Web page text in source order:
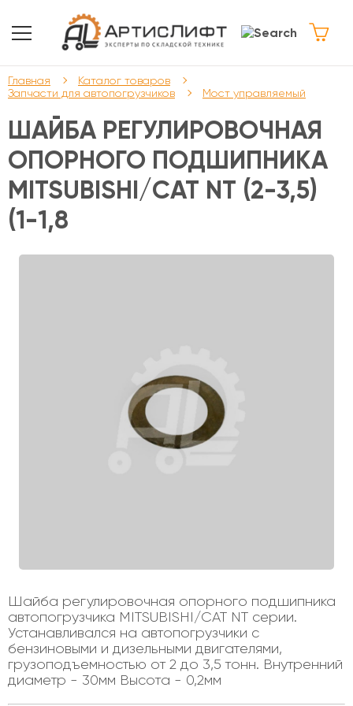
Главная
Каталог товаров
Запчасти для автопогрузчиков
Мост управляемый
ШАЙБА РЕГУЛИРОВОЧНАЯ
ОПОРНОГО ПОДШИПНИКА
MITSUBISHI/CAT NT (2-3,5)
(1-1,8
Шайба регулировочная опорного подшипника
автопогрузчика MITSUBISHI/CAT NT серии.
Устанавливался на автопогрузчики с
бензиновыми и дизельными двигателями,
грузоподъемностью от 2 до 3,5 тонн. Внутренний
диаметр - 30мм Высота - 0,2мм